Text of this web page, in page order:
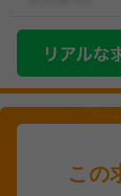
この